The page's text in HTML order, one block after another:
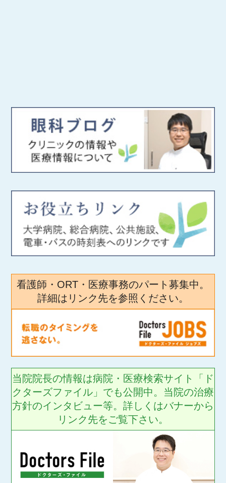
看護師・ORT・医療事務のパート募集中。
詳細はリンク先を参照ください。
当院院長の情報は病院・医療検索サイト「ド
クターズファイル」でも公開中。当院の治療
方針のインタビュー等。詳しくはバナーから
リンク先をご覧下さい。